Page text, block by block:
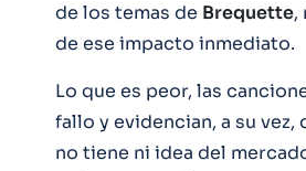
de los temas de Brequette,
de ese impacto inmediato.
Lo que es peor, las
fallo y evidencian, a su vez,
no tiene ni idea del